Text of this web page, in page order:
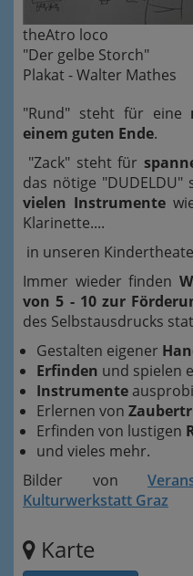
theAtro loco
"Der gelbe Storch"
Plakat - Walter Mathes
"Rund" steht für eine
einem guten Ende.
"Zack" steht für
das nötige "DUDELDU"
vielen Instrumente
Klarinette....
in unseren
Immer wieder finden
von 5 - 10 zur
des Selbstausdrucks
Gestalten eigener
Erfinden und spielen
Instrumente
Erlernen von
Erfinden von lustigen
und vieles mehr.
Bilder von
Kulturwerkstatt Graz
Karte